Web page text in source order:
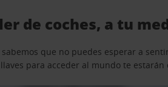
de coches, a tu
que no puedes esperar a
para acceder al mundo te estarán